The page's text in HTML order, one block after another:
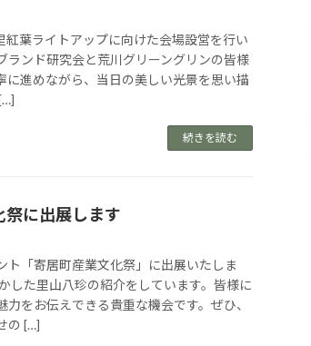
葉ライトアップに向けた会場設営を行い
ランド研究会と荒川グリーングリンの皆様
に進めながら、当日の美しい光景を思い描
続きを読む
祭に出展します
ト「寄居町産業文化祭」に出展いたしま
した里山八珍の紹介をしています。皆様に
をお伝えできる貴重な機会です。ぜひ、
の […]